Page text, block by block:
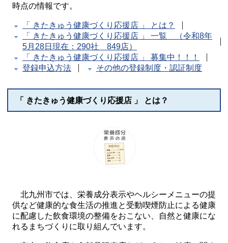
時点の情報です。
「 きたきゅう健康づくり応援店 」 とは？
「 きたきゅう健康づくり応援店 」 一覧 （令和8年
5月28日現在：290社 849店）
「 きたきゅう健康づくり応援店 」 募集中！！！
登録申込方法
その他の登録制度・認証制度
「 きたきゅう健康づくり応援店 」 とは？
北九州市では、栄養成分表示やヘルシーメニューの提
供など健康的な食生活の推進と受動喫煙防止による健康
に配慮した飲食環境の整備をおこない、自然と健康にな
れるまちづくりに取り組んでいます。